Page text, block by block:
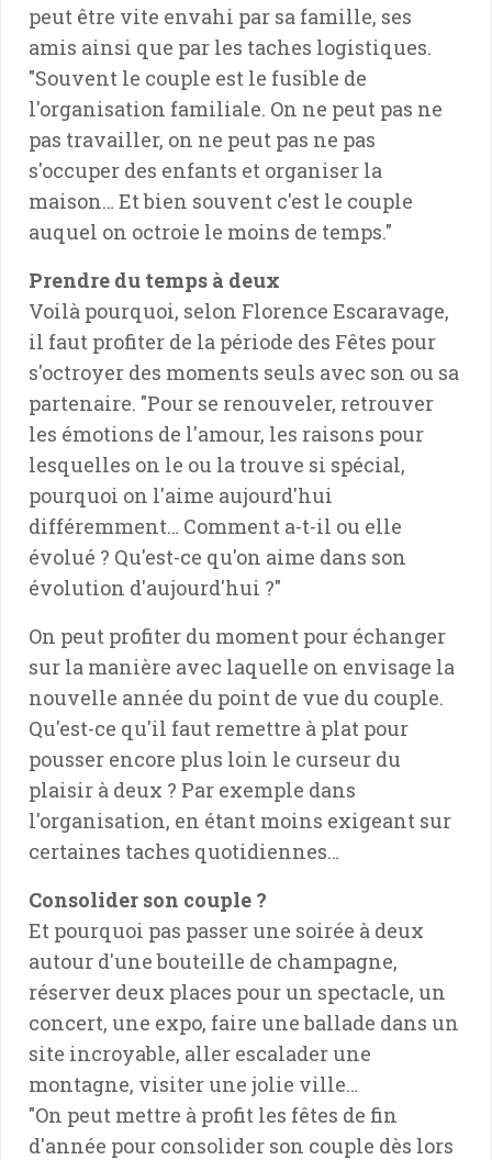
peut être vite envahi par sa famille, ses
amis ainsi que par les taches logistiques.
"Souvent le couple est le fusible de
l'organisation familiale. On ne peut pas ne
pas travailler, on ne peut pas ne pas
s'occuper des enfants et organiser la
maison… Et bien souvent c'est le couple
auquel on octroie le moins de temps."
Prendre du temps à deux
Voilà pourquoi, selon Florence Escaravage,
il faut profiter de la période des Fêtes pour
s'octroyer des moments seuls avec son ou sa
partenaire. "Pour se renouveler, retrouver
les émotions de l'amour, les raisons pour
lesquelles on le ou la trouve si spécial,
pourquoi on l'aime aujourd'hui
différemment… Comment a-t-il ou elle
évolué ? Qu'est-ce qu'on aime dans son
évolution d'aujourd'hui ?"
On peut profiter du moment pour échanger
sur la manière avec laquelle on envisage la
nouvelle année du point de vue du couple.
Qu'est-ce qu'il faut remettre à plat pour
pousser encore plus loin le curseur du
plaisir à deux ? Par exemple dans
l'organisation, en étant moins exigeant sur
certaines taches quotidiennes…
Consolider son couple ?
Et pourquoi pas passer une soirée à deux
autour d'une bouteille de champagne,
réserver deux places pour un spectacle, un
concert, une expo, faire une ballade dans un
site incroyable, aller escalader une
montagne, visiter une jolie ville…
"On peut mettre à profit les fêtes de fin
d'année pour consolider son couple dès lors